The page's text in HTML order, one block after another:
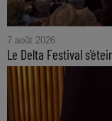
7 août 2026
Le Delta Festival